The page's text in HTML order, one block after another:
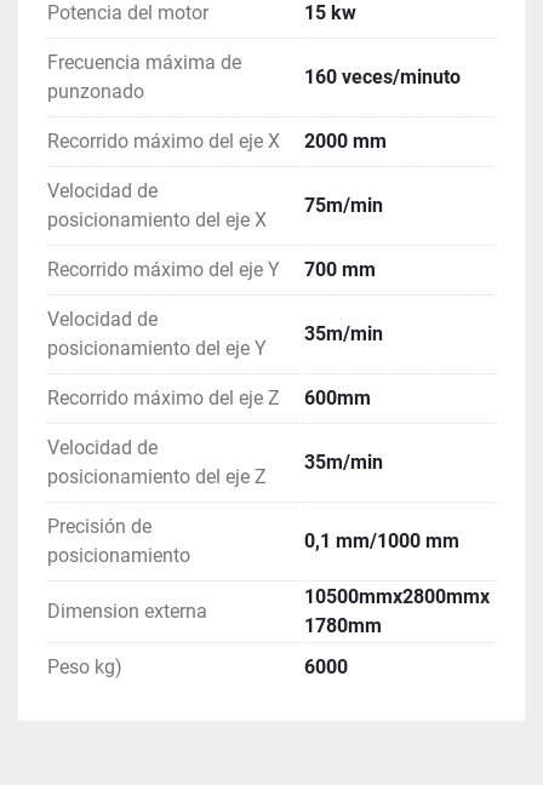
Potencia del motor 15 kw
Frecuencia máxima de
punzonado
160 veces/minuto
Recorrido máximo del eje X 2000 mm
Velocidad de
posicionamiento del eje X
75m/min
Recorrido máximo del eje Y 700 mm
Velocidad de
posicionamiento del eje Y
35m/min
Recorrido máximo del eje Z 600mm
Velocidad de
posicionamiento del eje Z
35m/min
Precisión de
posicionamiento
0,1 mm/1000 mm
Dimension externa
10500mmx2800mmx
1780mm
Peso kg)
6000